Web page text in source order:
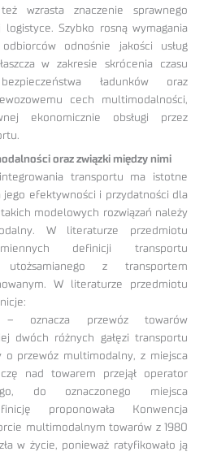
wzrasta znaczenie sprawnego
Szybko rosną wymagania
odnośnie jakości usług
w zakresie skrócenia czasu
ładunków oraz
cech multimodalności,
ekonomicznie obsługi przez
oraz związki między nimi
transportu ma istotne
efektywności i przydatności dla
modelowych rozwiązań należy
W literaturze przedmiotu
definicji transportu
utożsamianego z transportem
W literaturze przedmiotu
oznacza przewóz towarów
dwóch różnych gałęzi transportu
przewóz multimodalny, z miejsca
nad towarem przejął operator
do oznaczonego miejsca
proponowała Konwencja
multimodalnym towarów z 1980
w życie, ponieważ ratyfikowało ją